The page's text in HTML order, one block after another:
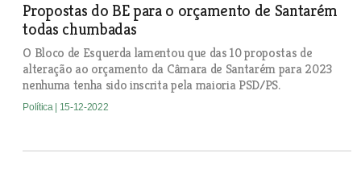
Propostas do BE para o orçamento de Santarém
todas chumbadas
O Bloco de Esquerda lamentou que das 10 propostas de
alteração ao orçamento da Câmara de Santarém para 2023
nenhuma tenha sido inscrita pela maioria PSD/PS.
Política | 15-12-2022